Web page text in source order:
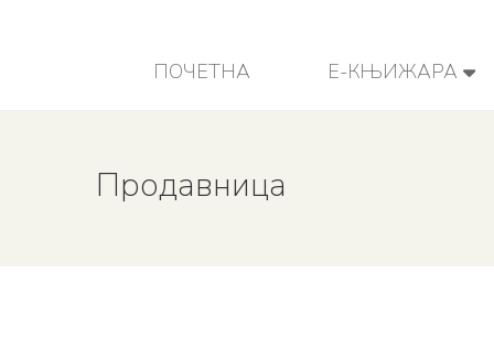
ПОЧЕТНА Е-КЊИЖАРА
Продавница